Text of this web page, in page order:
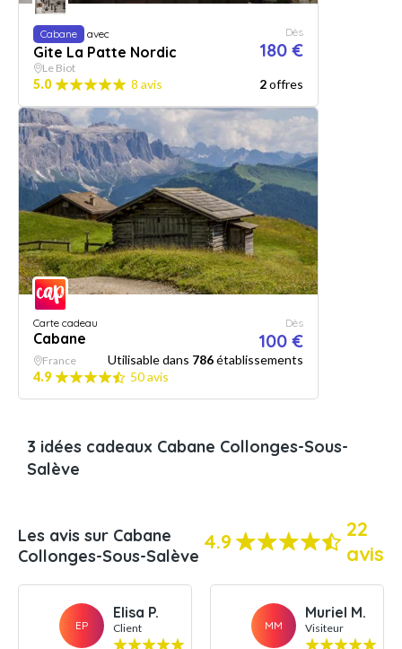
Cabane avec
Gite La Patte Nordic
Dès
180 €
Le Biot
5.0 8 avis 2offres
Carte cadeau
Cabane
Dès
100 €
France Utilisable dans 786établissements
4.9
50 avis
3 idées cadeaux Cabane Collonges-Sous-
Salève
Les avis sur Cabane
Collonges-Sous-Salève
4.9
22
avis
EP
Elisa P.
Client MM
Muriel M.
Visiteur